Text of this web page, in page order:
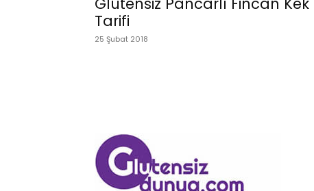
Tarifi
25 Şubat 2018